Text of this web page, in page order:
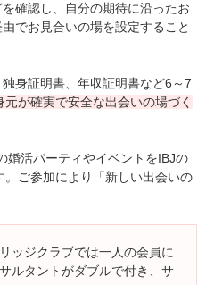
確認し、自分の期待に沿ったお
でお見合いの場を設定すること
身証明書、年収証明書など6～7
元が確実で安全な出会いの場づく
婚活パーティやイベントをIBJの
ご参加により「新しい出会いの
ッジクラブでは一人の会員に
ルタントがダブルで付き、サ